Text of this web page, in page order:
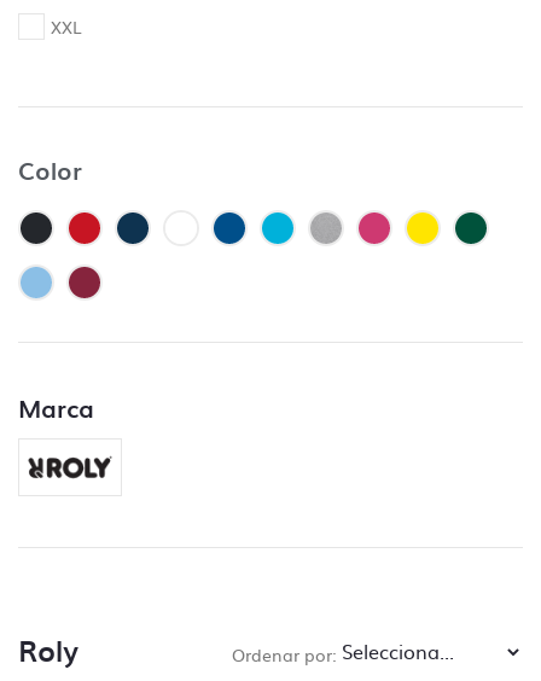
XXL
Color
Marca
Roly Ordenar por:
70 Dpi).
– Controlar que no falte ningún archivo y
que esté clara la ubicación de cada
impresión.
– Control de trazos para troquelado si lo
hubiera.
– Control de capas, no se aceptarán
archivos sin las capas bien ordenadas en el
– Modificaciones del tipo, “cambiar donde